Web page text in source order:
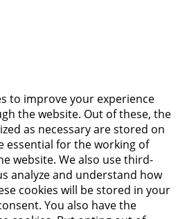
to improve your experience
the website. Out of these, the
as necessary are stored on
essential for the working of
website. We also use third-
analyze and understand how
cookies will be stored in your
You also have the